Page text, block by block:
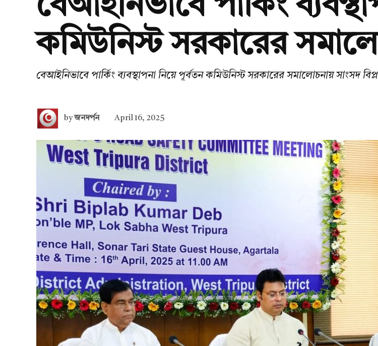
বেআইনিভাবে পার্কিং
কমিউনিস্ট সরকারের
বেআইনিভাবে পার্কিং ব্যবস্থাপনা নিয়ে পূর্বতন কমিউনিস্ট সরকারের সমালোচনায় সাংসদ
byজনদর্পন April 16, 2025